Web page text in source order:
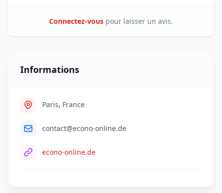
Connectez-vous pour laisser un avis.
Informations
Paris, France
contact@econo-online.de
econo-online.de